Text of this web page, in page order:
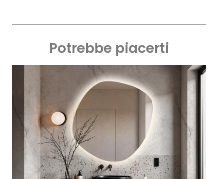
Potrebbe piacerti